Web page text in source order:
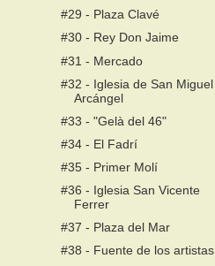
#29 - Plaza Clavé
#30 - Rey Don Jaime
#31 - Mercado
#32 - Iglesia de San Miguel
Arcángel
#33 - "Gelà del 46"
#34 - El Fadrí
#35 - Primer Molí
#36 - Iglesia San Vicente
Ferrer
#37 - Plaza del Mar
#38 - Fuente de los artistas